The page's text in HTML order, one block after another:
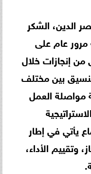
الدين، الشكر
مرور عام على
من إنجازات خلال
بين مختلف
مواصلة العمل
يأتي في إطار
وتقييم الأداء،